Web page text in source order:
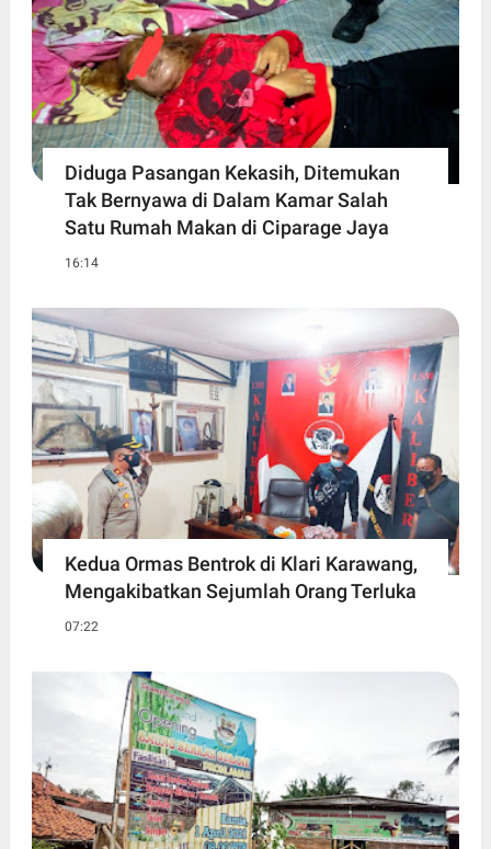
Diduga Pasangan Kekasih, Ditemukan
Tak Bernyawa di Dalam Kamar Salah
Satu Rumah Makan di Ciparage Jaya
16:14
Kedua Ormas Bentrok di Klari Karawang,
Mengakibatkan Sejumlah Orang Terluka
07:22